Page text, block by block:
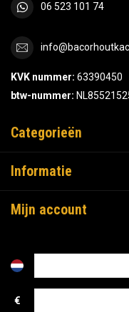
06 523 101 74
KVK nummer: 63390450
btw-nummer:
Categorieën
Informatie
Mijn account
€